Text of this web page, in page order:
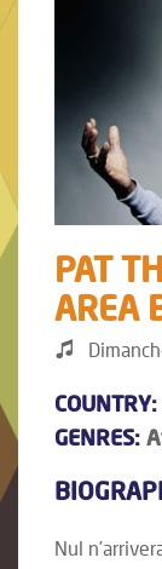
PAT
AREA
COUNTRY:
GENRES:
Nul